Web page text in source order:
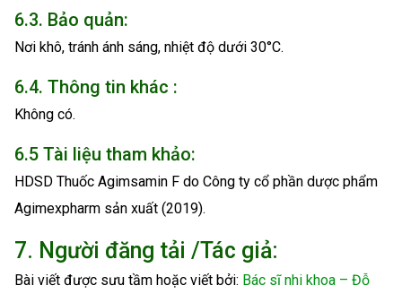
6.3. Bảo quản:
Nơi khô, tránh ánh sáng, nhiệt độ dưới 30°C.
6.4. Thông tin khác :
Không có.
6.5 Tài liệu tham khảo:
HDSD Thuốc Agimsamin F do Công ty cổ phần dược phẩm
Agimexpharm sản xuất (2019).
7. Người đăng tải /Tác giả:
Bài viết được sưu tầm hoặc viết bởi: Bác sĩ nhi khoa – Đỗ